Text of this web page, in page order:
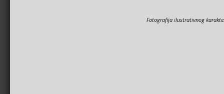
Fotografija ilustrativnog